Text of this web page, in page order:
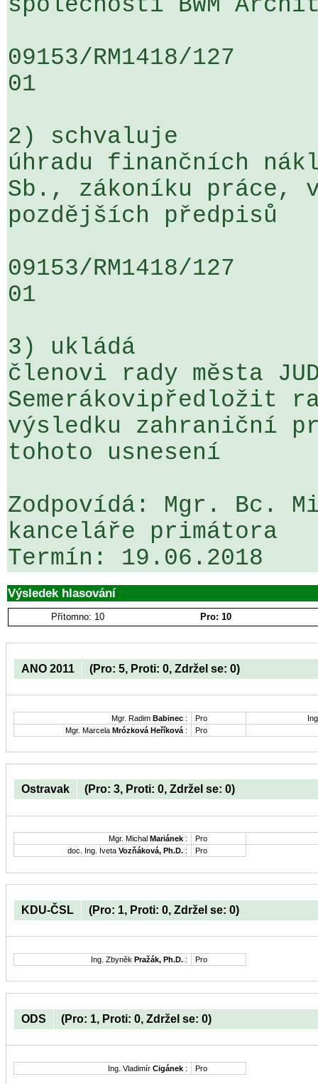
společností BWM
09153/RM1418/
01
2) schvaluje
úhradu finančních
Sb., zákoníku práce,
pozdějších předpisů
09153/RM1418/
01
3) ukládá
členovi rady města
Semerákovipředložit
výsledku zahraniční
tohoto usnesení
Zodpovídá: Mgr. Bc.
kanceláře primátora
Výsledek hlasování
Přítomno: 10 Pro: 10
ANO 2011 (Pro: 5, Proti: 0, Zdržel se: 0)
Mgr. Radim Babinec : Pro
Mgr. Marcela Mrózková Heříková : Pro
Ostravak (Pro: 3, Proti: 0, Zdržel se: 0)
Mgr. Michal Mariánek :
Pro
doc. Ing. Iveta Vozňáková, Ph.D. : Pro
KDU-ČSL (Pro: 1, Proti: 0, Zdržel se: 0)
Ing. Zbyněk Pražák, Ph.D. : Pro
ODS (Pro: 1, Proti: 0, Zdržel se: 0)
Ing. Vladimír Cigánek : Pro